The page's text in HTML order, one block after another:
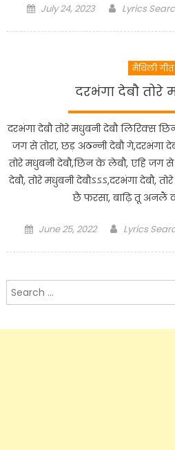
Posted
July 24, 2023 Author
Lyrics
मैथिली गीत
दरभंगा देबौ तोरे
दरभंगा देबौ तोरे मधुबनी देबौ लिरिक्स
जग से तोरा, छड़ अठन्नी देबौ गे,दरभंगा
तोरे मधुबनी देबौ,छिन के लेबौ, एहि जग से
देबौ, तोरे मधुबनी देबौऽऽऽ,दरभंगा देबौ,
छै फरसा, बाढ़ि तू अनलैं
Posted
June 25, 2022 Author
Lyrics
Search
for: